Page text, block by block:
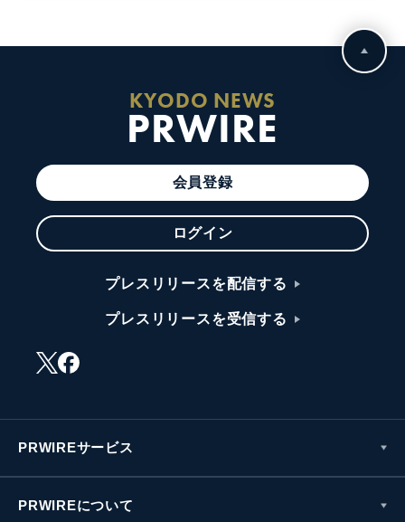
KYODO NEWS
PRWIRE
会員登録
ログイン
プレスリリースを配信する
プレスリリースを受信する
PRWIREサービス
PRWIREについて